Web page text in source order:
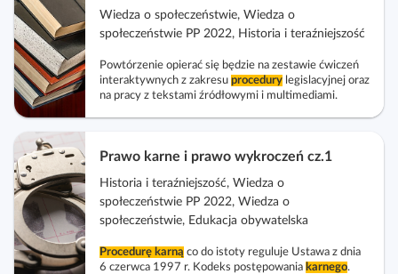
Wiedza o społeczeństwie, Wiedza o
społeczeństwie PP 2022, Historia i teraźniejszość
Powtórzenie opierać się będzie na zestawie ćwiczeń
interaktywnych z zakresu procedury legislacyjnej oraz
na pracy z tekstami źródłowymi i multimediami.
Prawo karne i prawo wykroczeń cz.1
Historia i teraźniejszość, Wiedza o
społeczeństwie PP 2022, Wiedza o
społeczeństwie, Edukacja obywatelska
Procedurę karną co do istoty reguluje Ustawa z dnia
6 czerwca 1997 r. Kodeks postępowania karnego.